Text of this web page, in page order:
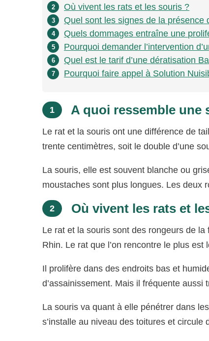
2 Où vivent les rats et les souris ?
3 Quel sont les signes de la présence
4 Quels dommages entraîne une
5 Pourquoi demander l’intervention
6 Quel est le tarif d’une dératisation
7 Pourquoi faire appel à Solution
1 A quoi ressemble une
Le rat et la souris ont une différence de
trente centimètres, soit le double d’une
La souris, elle est souvent blanche ou
moustaches sont plus longues. Les deux
2 Où vivent les rats et
Le rat et la souris sont des rongeurs de
Rhin. Le rat que l’on rencontre le plus
Il prolifère dans des endroits bas et
d’assainissement. Mais il fréquente
La souris va quant à elle pénétrer dans
s’installe au niveau des toitures et